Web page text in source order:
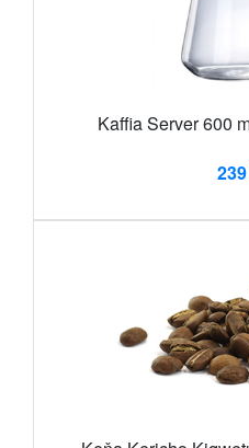
Kaffia Server 600